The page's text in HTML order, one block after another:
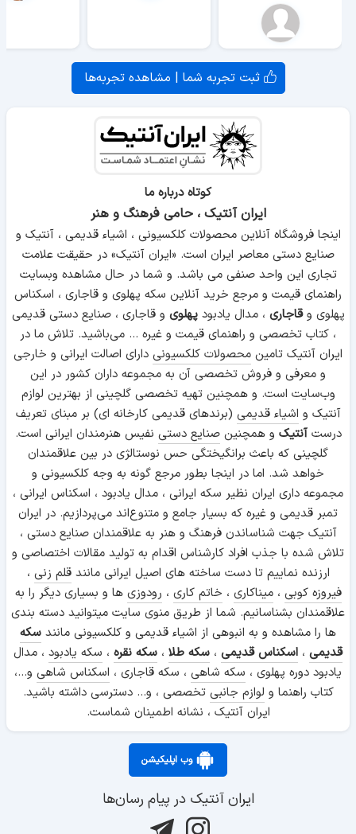
50 دلار سری رایج خزانه داری - هنری کلی
50 دلار سری رایج ایالات متحده - بنجامین فرانکلین
50 دلار سری گواهی طلا - سیلاس رایت
50 دلار سری گواهی سپرده نقره - ادوارد اورت - تیپ یک
50 دلار سری ملی - مُهر قهوه ای
50 دلار سری گواهی سپرده نقره - ادوارد اورت - تیپ دو
50 دلار سری رایج خزانه داری - ویلیام سیوارد
50 دلار سری ملی - مُهر آبی
50 دلار سری ملی - جان شرمان
ثبت تجربه شما | مشاهده تجربه‌ها
کوتاه درباره ما
ایران آنتیک ، حامی فرهنگ و هنر
اینجا فروشگاه آنلاین محصولات کلکسیونی ، اشیاء قدیمی ، آنتیک و
صنایع دستی معاصر ایران است. «ایران آنتیک» در حقیقت علامت
تجاری این واحد صنفی می باشد. و شما در حال مشاهده وبسایت
راهنمای قیمت و مرجع خرید آنلاین سکه پهلوی و قاجاری ، اسکناس
پهلوی وقاجاری ، مدال یادبودپهلوی و قاجاری ، صنایع دستی قدیمی
، کتاب تخصصی و راهنمای قیمت و غیره ... می‌باشید. تلاش ما در
ایران آنتیک تامین محصولات کلکسیونی دارای اصالت ایرانی و خارجی
و معرفی و فروش تخصصی آن به مجموعه داران کشور در این
وب‌سایت است. و همچنین تهیه تخصصی گلچینی از بهترین لوازم
آنتیک و اشیاء قدیمی (برندهای قدیمی کارخانه ای) بر مبنای تعریف
درستآنتیک و همچنینصنایع دستی نفیس هنرمندان ایرانی است.
گلچینی که باعث برانگیختگی حس نوستالژی در بین علاقمندان
خواهد شد. اما در اینجا بطور مرجع گونه به وجه کلکسیونی و
مجموعه داری ایران نظیر سکه ایرانی ، مدال یادبود ، اسکناس ایرانی ،
تمبر قدیمی و غیره که بسیار جامع و متنوع‌اند می‌پردازیم. در ایران
آنتیک جهت شناساندن فرهنگ و هنر به علاقمندان صنایع دستی ،
تلاش شده با جذب افراد کارشناس اقدام به تولید مقالات اختصاصی و
ارزنده نماییم تا دست ساخته های اصیل ایرانی مانندقلم زنی ،
فیروزه کوبی ،میناکاری ، خاتم کاری ، رودوزی ها و بسیاری دیگر را به
علاقمندان بشناسانیم. شما از طریق منوی سایت میتوانید دسته بندی
ها را مشاهده و به انبوهی از اشیاء قدیمی و کلکسیونی مانند سکه
قدیمی ، اسکناس قدیمی ، سکه طلا ، سکه نقره ، سکه یادبود ، مدال
یادبود دوره پهلوی ، سکه شاهی ، سکه قاجاری ، اسکناس شاهی و...،
کتاب راهنما و لوازم جانبی تخصصی ، و... دسترسی داشته باشید.
ایران آنتیک ، نشانه اطمینان شماست.
وب اپلیکیشن
ایران آنتیک در پیام رسان‌ها